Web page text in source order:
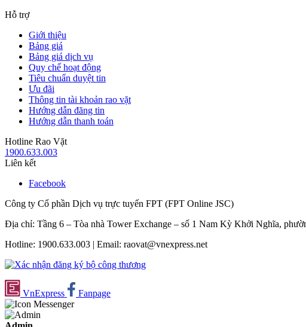
Hỗ trợ
Giới thiệu
Bảng giá
Bảng giá dịch vụ
Quy chế hoạt động
Tiêu chuẩn duyệt tin
Ưu đãi
Thông tin tài khoản rao vặt
Hướng dẫn đăng tin
Hướng dẫn thanh toán
Hotline Rao Vặt
1900.633.003
Liên kết
Facebook
Công ty Cổ phần Dịch vụ trực tuyến FPT (FPT Online JSC)
Địa chỉ: Tầng 6 – Tòa nhà Tower Exchange – số 1 Nam Kỳ Khởi Nghĩa,
Hotline: 1900.633.003 | Email: raovat@vnexpress.net
VnExpress Fanpage